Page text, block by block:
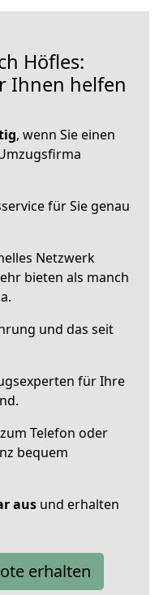
Höfles:
Ihnen helfen
, wenn Sie einen
für Sie genau
Netzwerk
bieten als manch
und das seit
für Ihre
Telefon oder
bequem
aus und erhalten
erhalten